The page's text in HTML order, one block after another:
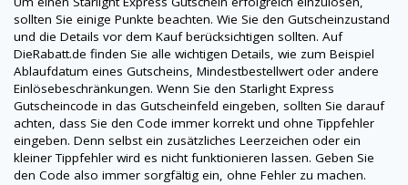
sollten Sie einige Punkte beachten. Wie Sie den Gutscheinzustand
und die Details vor dem Kauf berücksichtigen sollten. Auf
DieRabatt.de finden Sie alle wichtigen Details, wie zum Beispiel
Ablaufdatum eines Gutscheins, Mindestbestellwert oder andere
Einlösebeschränkungen. Wenn Sie den Starlight Express
Gutscheincode in das Gutscheinfeld eingeben, sollten Sie darauf
achten, dass Sie den Code immer korrekt und ohne Tippfehler
eingeben. Denn selbst ein zusätzliches Leerzeichen oder ein
kleiner Tippfehler wird es nicht funktionieren lassen. Geben Sie
den Code also immer sorgfältig ein, ohne Fehler zu machen.